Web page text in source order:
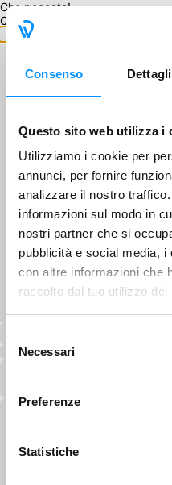
Consenso Dettagli
Questo sito web utilizza i
Utilizziamo i cookie per
annunci, per fornire
analizzare il nostro
informazioni sul modo in
nostri partner che si
pubblicità e social media, i
con altre informazioni che
raccolto dal tuo utilizzo dei
delNecessari
Preferenze
Statistiche
Che peccato!
Questo GA non è disponibile.